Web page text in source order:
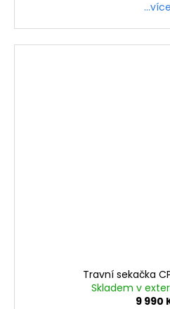
Platí pouze při
…více
Travní sekačka
Skladem v
9 990